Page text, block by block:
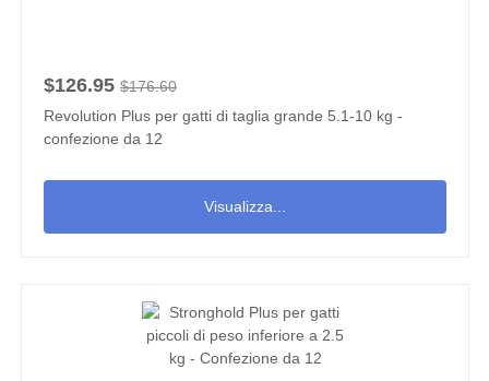
$126.95 $176.60
Revolution Plus per gatti di taglia grande 5.1-10 kg -
confezione da 12
Visualizza...